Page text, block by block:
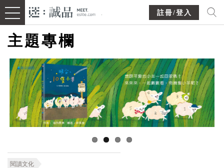
註冊/登入
主題專欄
閱讀文化